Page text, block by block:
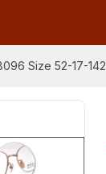
Size 52-17-142